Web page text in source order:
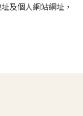
及個人網站網址，